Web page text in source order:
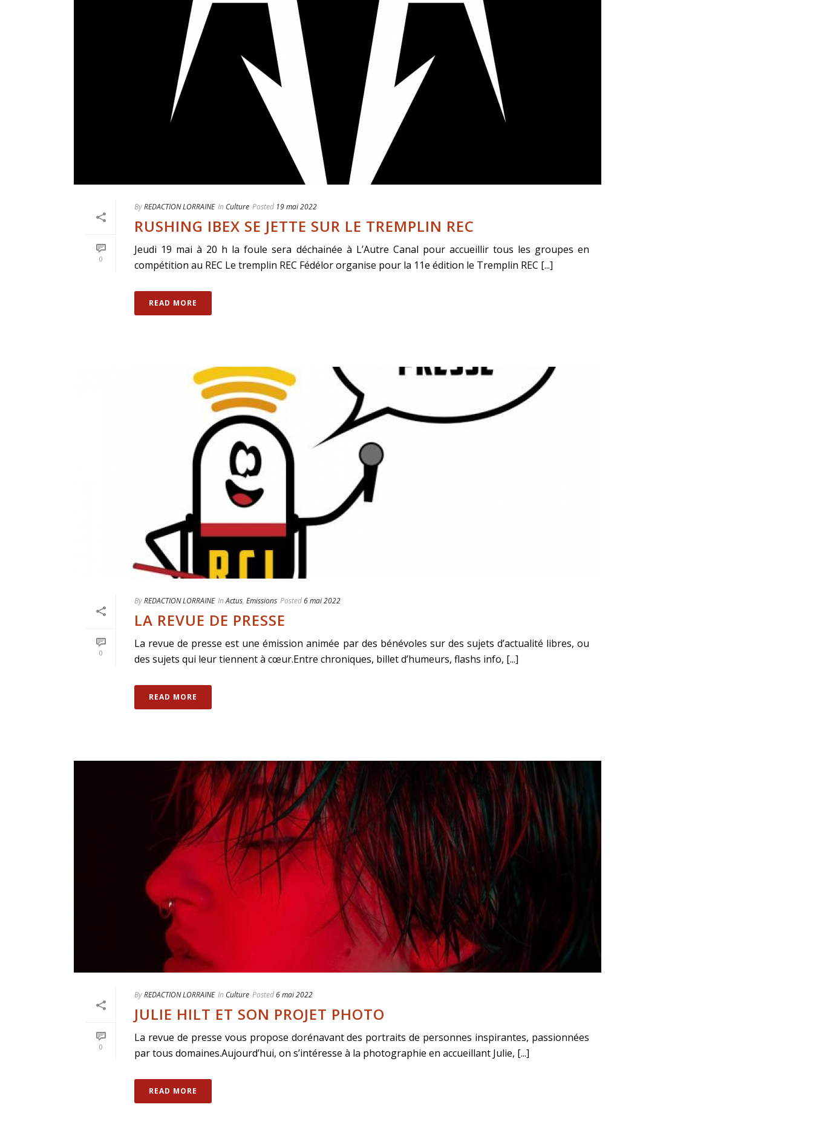
0
ByREDACTION LORRAINE In Culture Posted 19 mai 2022
RUSHING IBEX SE JETTE SUR LE TREMPLIN REC
Jeudi 19 mai à 20 h la foule sera déchainée à L’Autre Canal pour accueillir tous les groupes en
compétition au REC Le tremplin REC Fédélor organise pour la 11e édition le Tremplin REC [...]
READ MORE
0
ByREDACTION LORRAINE In Actus, Emissions Posted6 mai 2022
LA REVUE DE PRESSE
La revue de presse est une émission animée par des bénévoles sur des sujets d’actualité libres, ou
des sujets qui leur tiennent à cœur.Entre chroniques, billet d’humeurs, flashs info, [...]
READ MORE
0
ByREDACTION LORRAINE In Culture Posted6 mai 2022
JULIE HILT ET SON PROJET PHOTO
La revue de presse vous propose dorénavant des portraits de personnes inspirantes, passionnées
par tous domaines.Aujourd’hui, on s’intéresse à la photographie en accueillant Julie, [...]
READ MORE